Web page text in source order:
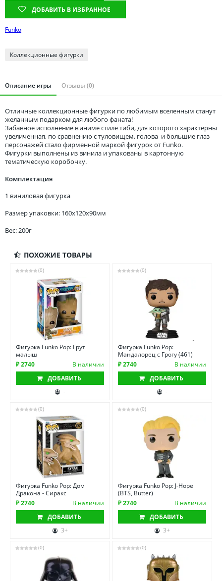
Томская область
Тюменская область
Удмуртия
ДОБАВИТЬ В ИЗБРАННОЕ
Funko
Коллекционные фигурки
Описание игры Отзывы (0)
Отличные коллекционные фигурки по любимым вселенным станут
желанным подарком для любого фаната!
Забавное исполнение в аниме стиле тиби, для которого характерны
увеличенная, по сравнению с туловищем, голова и большие глаз
персонажей стало фирменной маркой фигурок от Funko.
Фигурки выполнены из винила и упакованы в картонную
тематическую коробочку.
Комплектация
1 виниловая фигурка
Размер упаковки: 160x120x90мм
Вес: 200г
ПОХОЖИЕ ТОВАРЫ
(0)
Фигурка Funko Pop: Грут
малыш
₽ 2740
В наличии
ДОБАВИТЬ
-
(0)
Фигурка Funko Pop:
Мандалорец с Грогу (461)
₽ 2740
В наличии
ДОБАВИТЬ
-
(0)
Фигурка Funko Pop: Дом
Дракона - Сиракс
₽ 2740
В наличии
ДОБАВИТЬ
3+
(0)
Фигурка Funko Pop: J-Hope
(BTS, Butter)
₽ 2740
В наличии
ДОБАВИТЬ
3+
(0) (0)